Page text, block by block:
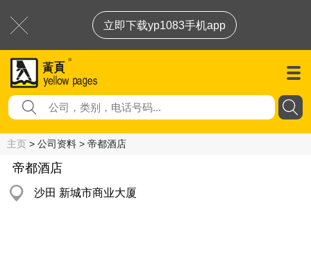
立即下载yp1083手机app
主页 > 公司资料 > 帝都酒店
帝都酒店
沙田 新城市商业大厦